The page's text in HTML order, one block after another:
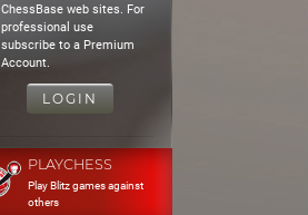
ChessBase web sites. For
professional use
subscribe to a Premium
Account.
LOGIN
PLAYCHESS
Play Blitz games against
others